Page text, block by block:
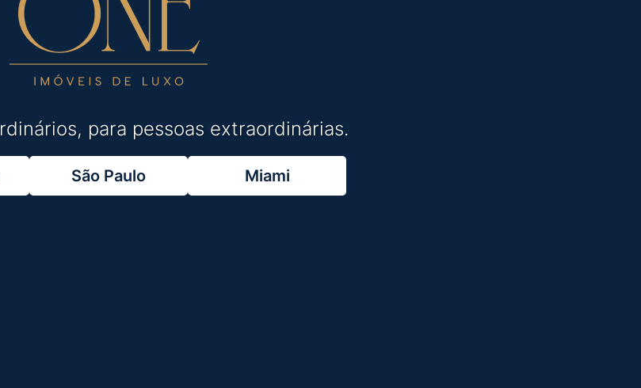
para pessoas extraordinárias.
São Paulo Miami